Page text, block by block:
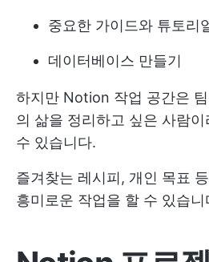
중요한 가이드와 튜토리
데이터베이스 만들기
하지만 Notion 작업 공간은
의 삶을 정리하고 싶은 사람
수 있습니다.
즐겨찾는 레시피, 개인 목표
흥미로운 작업을 할 수 있습니